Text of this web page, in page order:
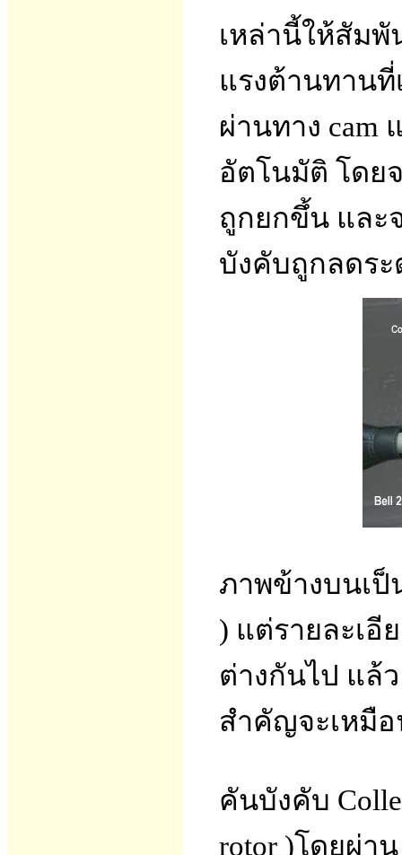
เหล่านี้ให้สัมพั
แรงต้านทาน
ผ่านทาง cam
อัตโนมัติ โดย
ถูกยกขึ้น และ
บังคับถูกลดระ
ภาพข้างบนเป็
) แต่รายละเอี
ต่างกันไป แล้
สำคัญจะเหมื
คันบังคับ
rotor )โดยผ่า